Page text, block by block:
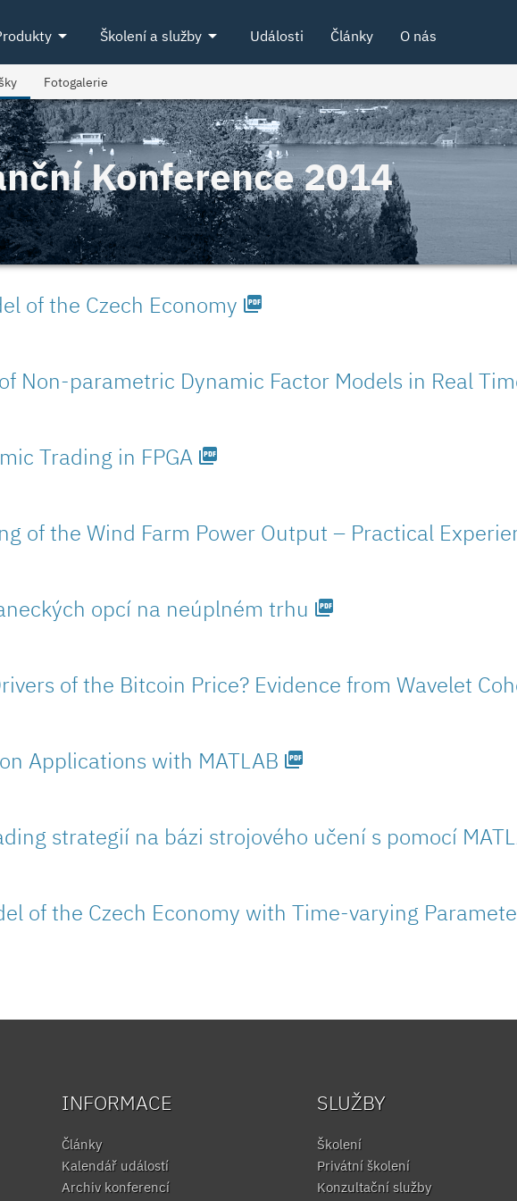
arrow_drop_down Školení a službyarrow_drop_down Události Články O nás
Fotogalerie
Konference 2014
of the Czech Economy picture_as_pdf
Non-parametric Dynamic Factor Models in Real
Trading in FPGA picture_as_pdf
of the Wind Farm Power Output – Practical
opcí na neúplném trhu picture_as_pdf
of the Bitcoin Price? Evidence from Wavelet
Applications with MATLAB picture_as_pdf
strategií na bázi strojového učení s pomocí
of the Czech Economy with Time-varying
INFORMACE
Články
Kalendář událostí
Archiv konferencí
SLUŽBY
Školení
Privátní školení
Konzultační služby